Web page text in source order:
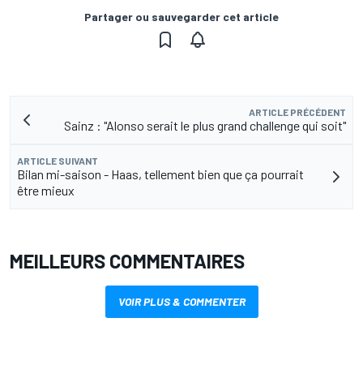
Partager ou sauvegarder cet article
ARTICLE PRÉCÉDENT
Sainz : "Alonso serait le plus grand challenge qui soit"
ARTICLE SUIVANT
Bilan mi-saison - Haas, tellement bien que ça pourrait
être mieux
MEILLEURS COMMENTAIRES
VOIR PLUS & COMMENTER